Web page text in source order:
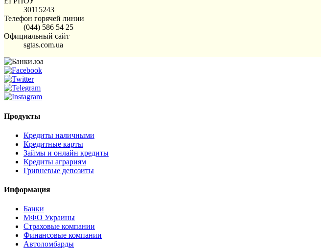
30115243
Телефон горячей линии
(044) 586 54 25
Официальный сайт
sgtas.com.ua
Продукты
Кредиты наличными
Кредитные карты
Займы и онлайн кредиты
Кредиты аграриям
Гривневые депозиты
Информация
Банки
МФО Украины
Страховые компании
Финансовые компании
Автоломбарды